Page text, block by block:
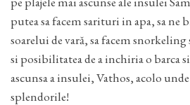
putea sa facem sarituri in apa, sa ne
soarelui de vară, sa facem snorkeling
si posibilitatea de a inchiria o barca
ascunsa a insulei, Vathos, acolo
splendorile!